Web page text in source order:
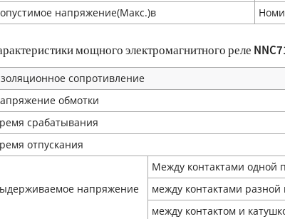
напряжение(Макс.)в
мощного электромагнитного реле
сопротивление
обмотки
срабатывания
отпускания
напряжение
Между контактами одной
между контактами разной
между контактом и